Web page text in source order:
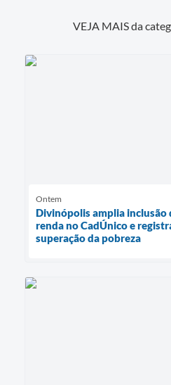
VEJA MAIS da
Ontem
Divinópolis amplia inclusão
renda no CadÚnico e
superação da pobreza